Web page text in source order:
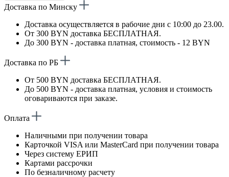
Доставка по Минску
Доставка осуществляется в рабочие дни с 10:00 до 23.00.
От 300 BYN доставка БЕСПЛАТНАЯ.
До 300 BYN - доставка платная, стоимость - 12 BYN
Доставка по РБ
От 500 BYN доставка БЕСПЛАТНАЯ.
До 500 BYN - доставка платная, условия и стоимость
оговариваются при заказе.
Оплата
Наличными при получении товара
Карточкой VISA или MasterCard при получении товара
Через систему ЕРИП
Картами рассрочки
По безналичному расчету